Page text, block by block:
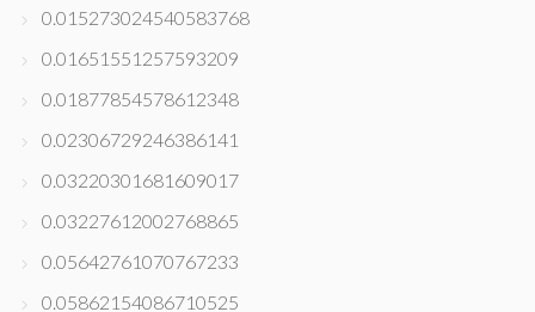
0.015273024540583768
0.01651551257593209
0.01877854578612348
0.02306729246386141
0.03220301681609017
0.03227612002768865
0.05642761070767233
0.05862154086710525